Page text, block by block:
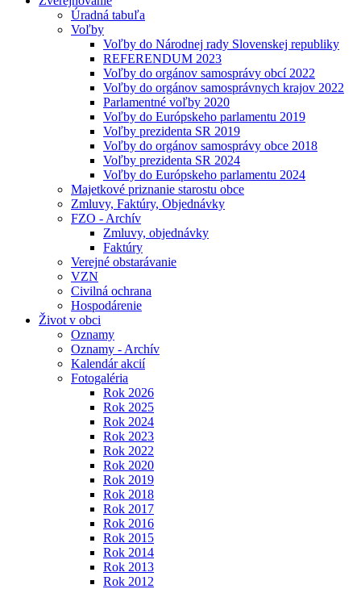
Úradná tabuľa
Voľby
Voľby do Národnej rady Slovenskej republiky
REFERENDUM 2023
Voľby do orgánov samosprávy obcí 2022
Voľby do orgánov samosprávnych krajov 2022
Parlamentné voľby 2020
Voľby do Európskeho parlamentu 2019
Voľby prezidenta SR 2019
Voľby do orgánov samosprávy obce 2018
Voľby prezidenta SR 2024
Voľby do Európskeho parlamentu 2024
Majetkové priznanie starostu obce
Zmluvy, Faktúry, Objednávky
FZO - Archív
Zmluvy, objednávky
Faktúry
Verejné obstarávanie
VZN
Civilná ochrana
Hospodárenie
Život v obci
Oznamy
Oznamy - Archív
Kalendár akcií
Fotogaléria
Rok 2026
Rok 2025
Rok 2024
Rok 2023
Rok 2022
Rok 2020
Rok 2019
Rok 2018
Rok 2017
Rok 2016
Rok 2015
Rok 2014
Rok 2013
Rok 2012